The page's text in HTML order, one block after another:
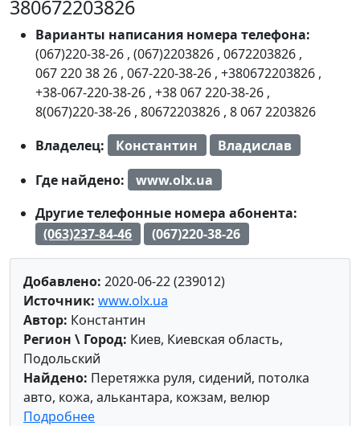
380672203826
Варианты написания номера телефона:
(067)220-38-26 , (067)2203826 , 0672203826 ,
067 220 38 26 , 067-220-38-26 , +380672203826 ,
+38-067-220-38-26 , +38 067 220-38-26 ,
8(067)220-38-26 , 80672203826 , 8 067 2203826
Владелец:
Константин
Владислав
Где найдено:
www.olx.ua
Другие телефонные номера абонента:
(063)237-84-46
(067)220-38-26
Добавлено: 2020-06-22 (239012)
Источник: www.olx.ua
Автор: Константин
Регион \ Город: Киев, Киевская область,
Подольский
Найдено: Перетяжка руля, сидений, потолка
авто, кожа, алькантара, кожзам, велюр
Подробнее